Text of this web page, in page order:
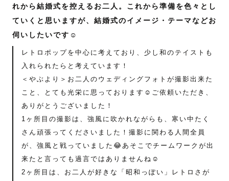
れから結婚式を控えるお二人。これから準備を色々とし
ていくと思いますが、結婚式のイメージ・テーマなどお
伺いしたいです☺️
レトロポップを中心に考えており、少し和のテイストも
入れられたらと考えています！
＜やぶより＞お二人のウェディングフォトが撮影出来た
こと、とても光栄に思っております☺️ご依頼いただき、
ありがとうございました！
1ヶ所目の撮影は、強風に吹かれながらも、寒い中たく
さん頑張ってくださいました！撮影に関わる人間全員
が、強風と戦っていました😂あそこでチームワークが出
来たと言っても過言ではありませんね☺️
2ヶ所目は、お二人が好きな「昭和っぽい」レトロさが